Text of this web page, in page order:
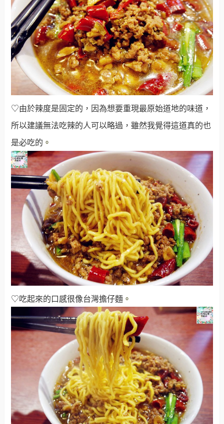
♡由於辣度是固定的，因為想要重現最原始道地的味道，
所以建議無法吃辣的人可以略過，雖然我覺得這道真的也
是必吃的 。
♡吃起來的口感很像台灣擔仔麵 。